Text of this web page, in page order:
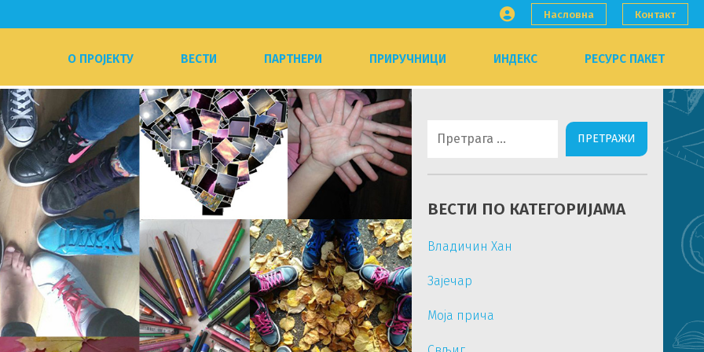
Насловна Контакт
О ПРОЈЕКТУ ВЕСТИ ПАРТНЕРИ ПРИРУЧНИЦИ ИНДЕКС РЕСУРС ПАКЕТ
за:
ВЕСТИ ПО КАТЕГОРИЈАМА
Владичин Хан
Зајечар
Моја прича